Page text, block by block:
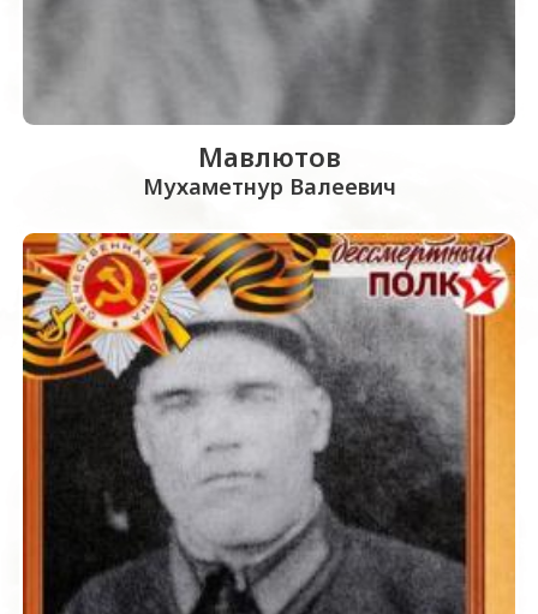
Мавлютов
Мухаметнур Валеевич